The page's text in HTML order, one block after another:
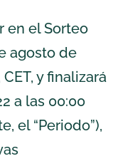
en el Sorteo
agosto de
y finalizará
a las 00:00
el “Periodo”),